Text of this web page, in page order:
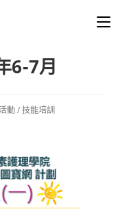
6-7月
動/技能培訓